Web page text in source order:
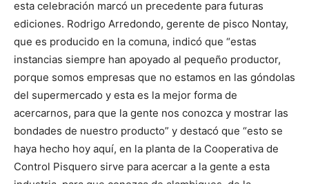
esta celebración marcó un precedente para futuras
ediciones. Rodrigo Arredondo, gerente de pisco Nontay,
que es producido en la comuna, indicó que “estas
instancias siempre han apoyado al pequeño productor,
porque somos empresas que no estamos en las góndolas
del supermercado y esta es la mejor forma de
acercarnos, para que la gente nos conozca y mostrar las
bondades de nuestro producto” y destacó que “esto se
haya hecho hoy aquí, en la planta de la Cooperativa de
Control Pisquero sirve para acercar a la gente a esta